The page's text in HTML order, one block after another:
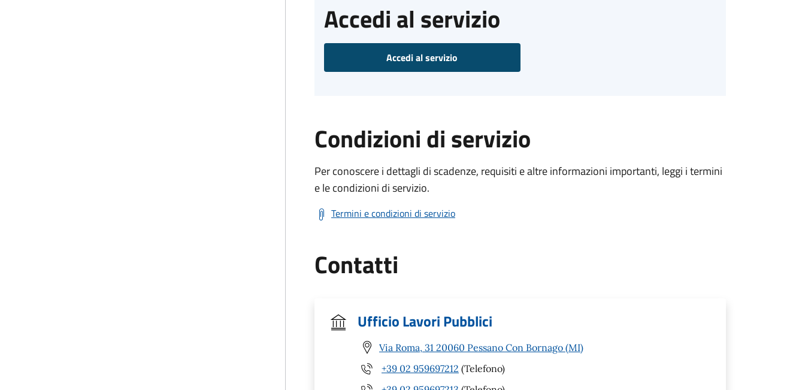
Accedi al servizio
Accedi al servizio
Condizioni di servizio
Per conoscere i dettagli di scadenze, requisiti e altre informazioni importanti, leggi i termini
e le condizioni di servizio.
Termini e condizioni di servizio
Contatti
Ufficio Lavori Pubblici
Via Roma, 31 20060 Pessano Con Bornago (MI)
+39 02 959697212 (Telefono)